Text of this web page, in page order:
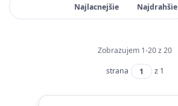
Najlacnejšie Najdrahšie
Zobrazujem 1-20 z 20
strana z 1